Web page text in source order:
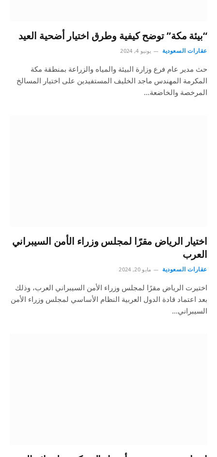
“بيئة مكة” توضح كيفية وطرق اختيار أضحية العيد
عقارات السعودية يونيو 4, 2024
حث مدير عام فرع وزارة البيئة والمياه والزراعة بمنطقة مكة
المكرمة المهندس ماجد الخليف المستفيدين على اختيار المسالخ
المرخصة والخاضعة…
اختيار الرياض مقرًا لمجلس وزراء الأمن السيبراني
العرب
عقارات السعودية مايو 20, 2024
اختيرت الرياض مقرًا لمجلس وزراء الأمن السيبراني العرب، وذلك
بعد اعتماد قادة الدول العربية النظام الأساسي لمجلس وزراء الأمن
السيبراني…